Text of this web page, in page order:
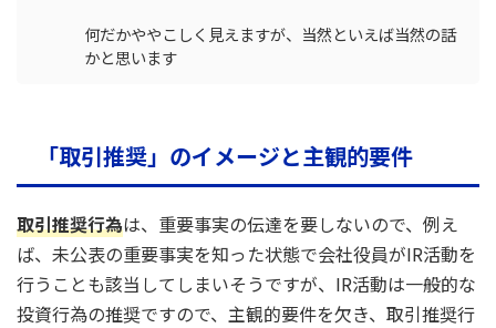
何だかややこしく見えますが、当然といえば当然の話
かと思います
「取引推奨」のイメージと主観的要件
取引推奨行為は、重要事実の伝達を要しないので、例え
ば、未公表の重要事実を知った状態で会社役員がIR活動を
行うことも該当してしまいそうですが、IR活動は一般的な
投資行為の推奨ですので、主観的要件を欠き、取引推奨行